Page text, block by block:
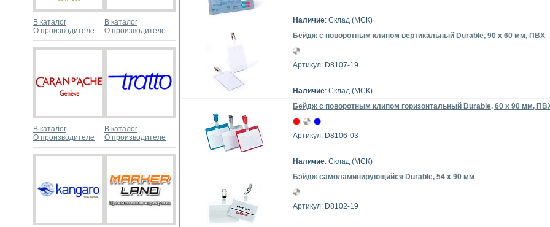
В каталог
О производителе
В каталог
О производителе
В каталог
О производителе
В каталог
О производителе
Наличие: Склад (МСК)
Бейдж с поворотным клипом вертикальный Durable, 90 х 60 мм, ПВХ
Артикул: D8107-19
Наличие: Склад (МСК)
Бейдж с поворотным клипом горизонтальный Durable, 60 х 90 мм,
Артикул: D8106-03
Наличие: Склад (МСК)
Бэйдж самоламинирующийся Durable, 54 x 90 мм
Артикул: D8102-19